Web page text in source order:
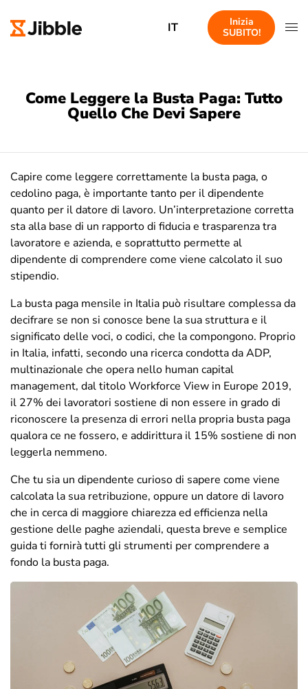
IT
Inizia
SUBITO!
Come Leggere la Busta Paga: Tutto
Quello Che Devi Sapere
Capire come leggere correttamente la busta paga, o
cedolino paga, è importante tanto per il dipendente
quanto per il datore di lavoro. Un’interpretazione corretta
sta alla base di un rapporto di fiducia e trasparenza tra
lavoratore e azienda, e soprattutto permette al
dipendente di comprendere come viene calcolato il suo
stipendio.
La busta paga mensile in Italia può risultare complessa da
decifrare se non si conosce bene la sua struttura e il
significato delle voci, o codici, che la compongono. Proprio
in Italia, infatti, secondo una ricerca condotta da ADP,
multinazionale che opera nello human capital
management, dal titolo Workforce View in Europe 2019,
il 27% dei lavoratori sostiene di non essere in grado di
riconoscere la presenza di errori nella propria busta paga
qualora ce ne fossero, e addirittura il 15% sostiene di non
leggerla nemmeno.
Che tu sia un dipendente curioso di sapere come viene
calcolata la sua retribuzione, oppure un datore di lavoro
che in cerca di maggiore chiarezza ed efficienza nella
gestione delle paghe aziendali, questa breve e semplice
guida ti fornirà tutti gli strumenti per comprendere a
fondo la busta paga.